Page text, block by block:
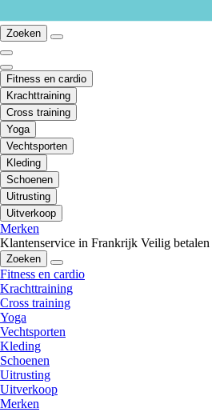
Zoeken
Fitness en cardio
Krachttraining
Cross training
Yoga
Vechtsporten
Kleding
Schoenen
Uitrusting
Uitverkoop
Merken
Klantenservice in Frankrijk Veilig betalen
Zoeken
Fitness en cardio
Krachttraining
Cross training
Yoga
Vechtsporten
Kleding
Schoenen
Uitrusting
Uitverkoop
Merken